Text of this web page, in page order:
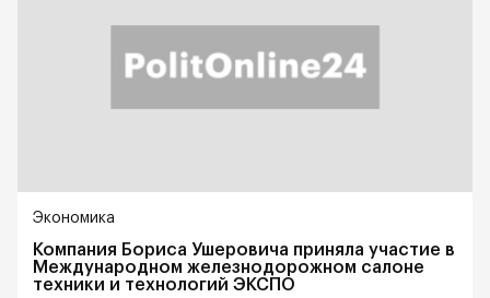
Экономика
Компания Бориса Ушеровича приняла участие в
Международном железнодорожном салоне
техники и технологий ЭКСПО